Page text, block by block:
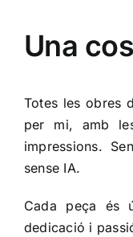
Una
Totes les obres
per mi, amb
impressions.
sense IA.
Cada peça és
dedicació i